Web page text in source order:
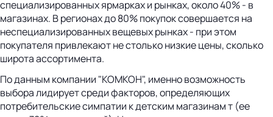
специализированных ярмарках и рынках, около 40% - в
магазинах. В регионах до 80% покупок совершается на
неспециализированных вещевых рынках - при этом
покупателя привлекают не столько низкие цены, сколько
широта ассортимента.
По данным компании "КОМКОН", именно возможность
выбора лидирует среди факторов, определяющих
потребительские симпатии к детским магазинам т (ее